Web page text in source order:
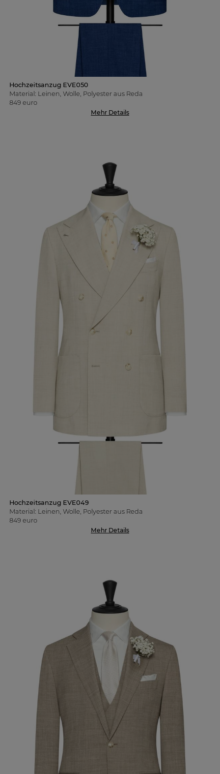
Hochzeitsanzug EVE050
Material: Leinen, Wolle, Polyester aus Reda
849 euro
Mehr Details
Hochzeitsanzug EVE049
Material: Leinen, Wolle, Polyester aus Reda
849 euro
Mehr Details